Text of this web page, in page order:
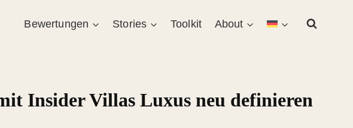
Bewertungen Stories Toolkit About
Insider Villas Luxus neu definieren